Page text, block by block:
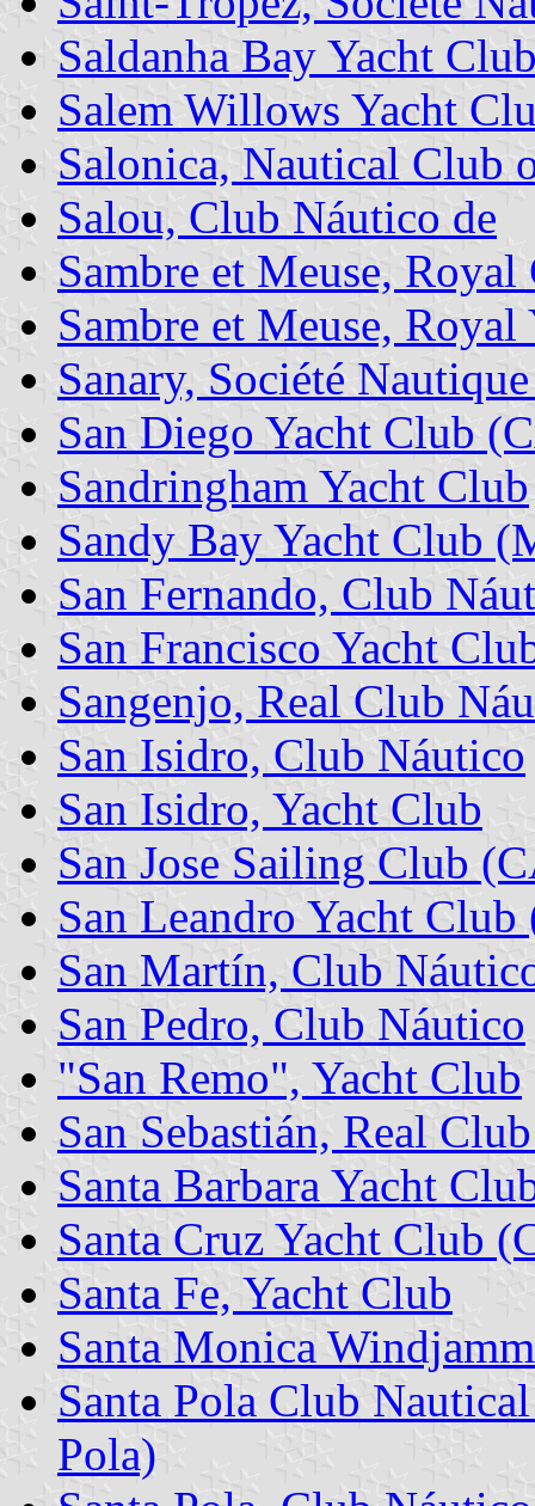
Saldanha Bay Yacht
Salem Willows Yacht
Salonica, Nautical Club
Salou, Club Náutico de
Sambre et Meuse,
Sambre et Meuse,
Sanary, Société
San Diego Yacht Club
Sandringham Yacht Club
Sandy Bay Yacht Club
San Fernando, Club
San Francisco Yacht
Sangenjo, Real Club
San Isidro, Club Náutico
San Isidro, Yacht Club
San Jose Sailing Club
San Leandro Yacht
San Martín, Club
San Pedro, Club Náutico
"San Remo", Yacht Club
San Sebastián, Real
Santa Barbara Yacht
Santa Cruz Yacht Club
Santa Fe, Yacht Club
Santa Monica
Santa Pola Club
Pola)